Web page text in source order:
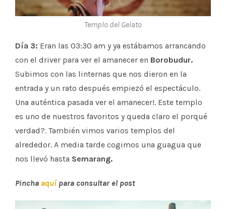
Templo del Gelato
Día 3: Eran las 03:30 am y ya estábamos arrancando
con el driver para ver el amanecer en Borobudur.
Subimos con las linternas que nos dieron en la
entrada y un rato después empiezó el espectáculo.
Una auténtica pasada ver el amanecer!. Este templo
es uno de nuestros favoritos y queda claro el porqué
verdad?. También vimos varios templos del
alrededor. A media tarde cogimos una guagua que
nos llevó hasta Semarang.
Pincha aquípara consultar el post